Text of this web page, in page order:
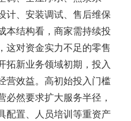
计、安装调试、售后维保
本结构看，商家需持续投
这对资金实力不足的零售
拓新业务领域初期，投入
营效益。高初始投入门槛
然要求扩大服务半径，
配置、人员培训等重资产